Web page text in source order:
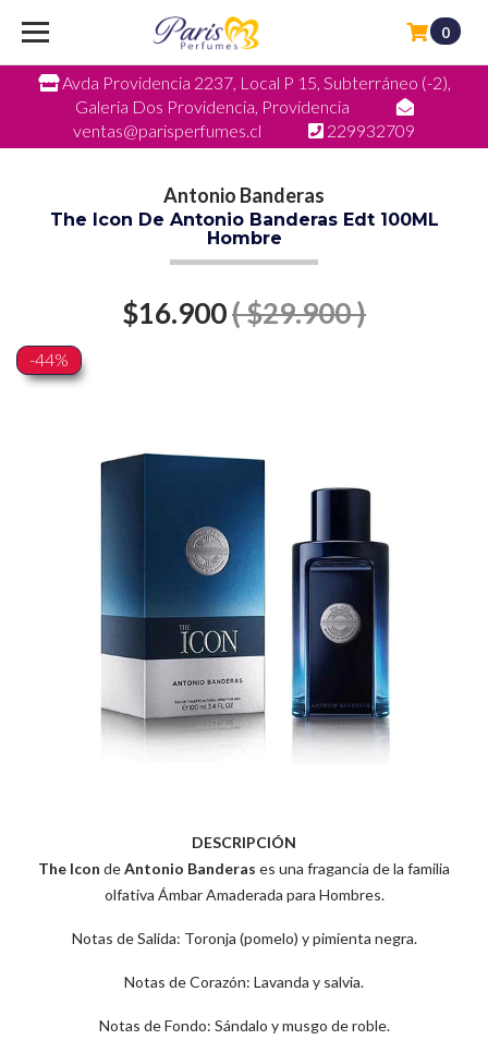
Avda Providencia 2237, Local P 15, Subterráneo (-2),
Galeria Dos Providencia, Providencia
ventas@parisperfumes.cl
229932709
0
Antonio Banderas
The Icon De Antonio Banderas Edt 100ML
Hombre
$16.900( $29.900 )
-44%
DESCRIPCIÓN
The Icon deAntonio Banderas es una fragancia de la familia
olfativa Ámbar Amaderada para Hombres.
Notas de Salida: Toronja (pomelo) y pimienta negra.
Notas de Corazón: Lavanda y salvia.
Notas de Fondo: Sándalo y musgo de roble.